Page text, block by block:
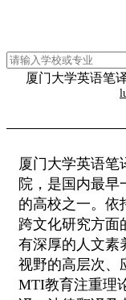
厦门大学英语笔
厦门大学英语笔
院，是国内最
的高校之一。依
跨文化研究方面
有深厚的人文素
视野的高层次、
MTI教育注重理